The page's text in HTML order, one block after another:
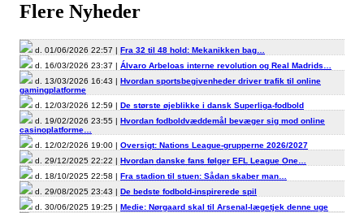
Flere Nyheder
d. 01/06/2026 22:57 | Fra 32 til 48 hold: Mekanikken bag…
d. 16/03/2026 23:37 | Álvaro Arbeloas interne revolution og Real Madrids…
d. 13/03/2026 16:43 | Hvordan sportsbegivenheder driver trafik til online
gamingplatforme
d. 12/03/2026 12:59 | De største øjeblikke i dansk Superliga-fodbold
d. 19/02/2026 23:55 | Hvordan fodboldvæddemål bevæger sig mod online
casinoplatforme…
d. 12/02/2026 19:00 | Oversigt: Nations League-grupperne 2026/2027
d. 29/12/2025 22:22 | Hvordan danske fans følger EFL League One…
d. 18/10/2025 22:58 | Fra stadion til stuen: Sådan skaber man…
d. 29/08/2025 23:43 | De bedste fodbold-inspirerede spil
d. 30/06/2025 19:25 | Medie: Nørgaard skal til Arsenal-lægetjek denne uge